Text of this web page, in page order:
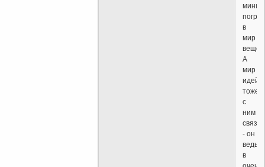
в
мир
А
мир
идей
тоже
с
ним
связан
- он
ведь
в